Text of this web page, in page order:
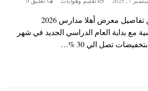
اعلنت وزارة التموين تفاصيل معرض أهلا مدارس 2026
مع بداية العام الدراسي الجديد في شهر